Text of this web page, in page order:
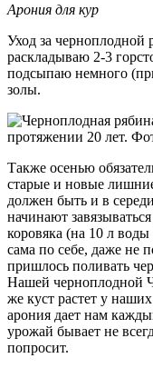
Арония для кур
Уход за черноплодной
раскладываю 2-3
подсыпаю немного
золы.
Также осенью
старые и новые
должен быть и в
начинают
коровяка (на 10 л воды
сама по себе, даже не
пришлось поливать
Нашей черноплодной
же куст растет у
арония дает нам
урожай бывает не
попросит.